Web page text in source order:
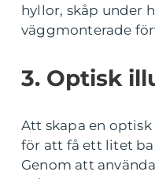
hyllor, skåp under
väggmonterade
3. Optisk
Att skapa en
för att få ett litet
Genom att